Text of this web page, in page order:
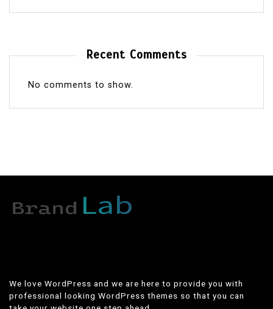
Recent Comments
No comments to show.
We love WordPress and we are here to provide you with
professional looking WordPress themes so that you can